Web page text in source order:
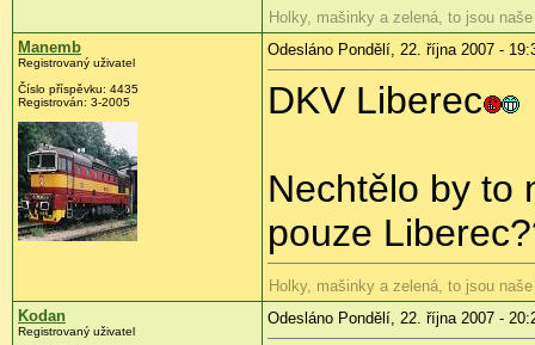
Holky, mašinky a zelená, to jsou
Manemb
Registrovaný uživatel
Číslo příspěvku: 4435
Registrován: 3-2005
Odesláno Pondělí, 22. října 2007 -
DKV Liberec
Nechtělo by to
pouze
Holky, mašinky a zelená, to jsou
Kodan
Registrovaný uživatel
Odesláno Pondělí, 22. října 2007 -